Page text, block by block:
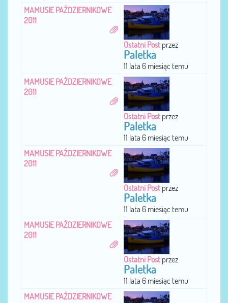
MAMUSIE PAŹDZIERNIKOWE
2011
Ostatni Post przez
Paletka
11 lata 6 miesiąc temu
MAMUSIE PAŹDZIERNIKOWE
2011
Ostatni Post przez
Paletka
11 lata 6 miesiąc temu
MAMUSIE PAŹDZIERNIKOWE
2011
Ostatni Post przez
Paletka
11 lata 6 miesiąc temu
MAMUSIE PAŹDZIERNIKOWE
2011
Ostatni Post przez
Paletka
11 lata 6 miesiąc temu
MAMUSIE PAŹDZIERNIKOWE